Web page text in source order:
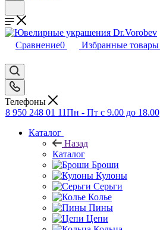
Сравнение0 Избранные товары
Телефоны
8 950 248 01 11Пн - Пт с 9.00 до 18.00
Каталог
Назад
Каталог
Броши
Кулоны
Серьги
Колье
Пины
Цепи